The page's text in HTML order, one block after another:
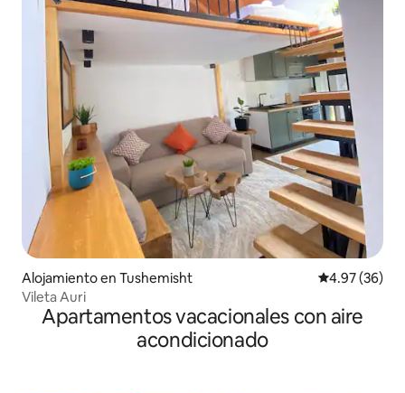
Alojamiento en Tushemisht Calificación
4.97 (36)
Vileta Auri
Apartamentos vacacionales con aire
acondicionado